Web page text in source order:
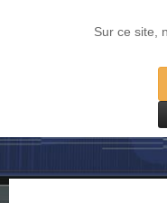
Sur ce site,